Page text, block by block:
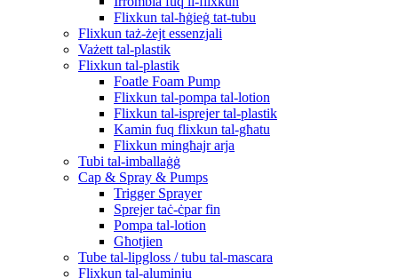
Flixkun tal-ħġieġ tat-tubu
Flixkun taż-żejt essenzjali
Vażett tal-plastik
Flixkun tal-plastik
Foatle Foam Pump
Flixkun tal-pompa tal-lotion
Flixkun tal-isprejer tal-plastik
Kamin fuq flixkun tal-għatu
Flixkun mingħajr arja
Tubi tal-imballaġġ
Cap & Spray & Pumps
Trigger Sprayer
Sprejer taċ-ċpar fin
Pompa tal-lotion
Għotjien
Tube tal-lipgloss / tubu tal-mascara
Flixkun tal-aluminju